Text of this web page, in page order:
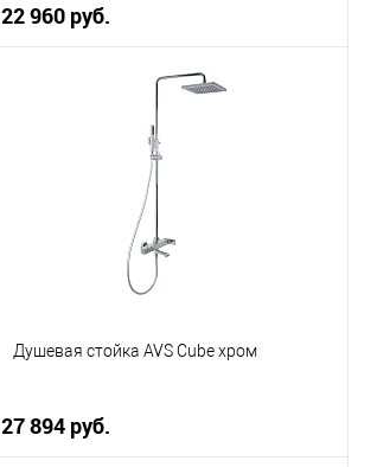
22 960 руб.
В корзину
Душевая стойка AVS Cube хром
27 894 руб.